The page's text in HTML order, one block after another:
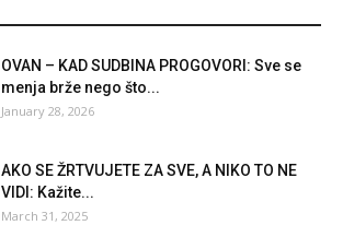
OVAN – KAD SUDBINA PROGOVORI: Sve se
menja brže nego što...
January 28, 2026
AKO SE ŽRTVUJETE ZA SVE, A NIKO TO NE
VIDI: Kažite...
March 31, 2025